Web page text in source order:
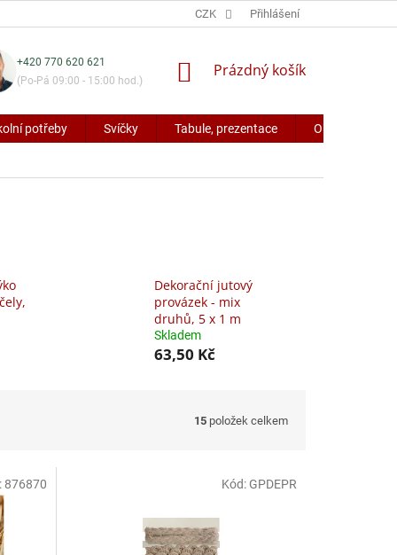
CZK Přihlášení
+420 770 620 621
(Po-Pá 09:00 - 15:00 hod.)
NÁKUPNÍ
Prázdný košík
potřeby Svíčky Tabule, prezentace Obaly a
Dekorační jutový
provázek - mix
druhů, 5 x 1 m
Skladem
63,50 Kč
15 položek celkem
876870 Kód: GPDEPR